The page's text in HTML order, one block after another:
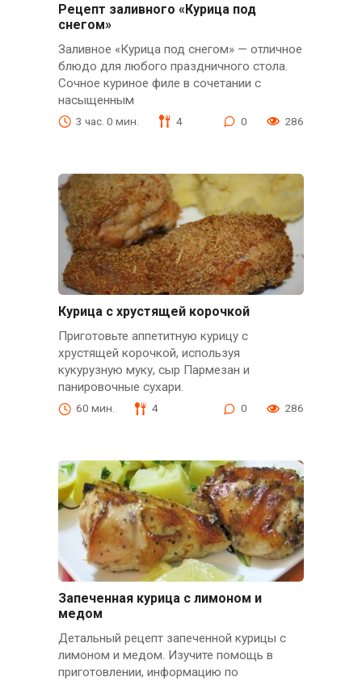
Рецепт заливного «Курица под
снегом»
Заливное «Курица под снегом» — отличное
блюдо для любого праздничного стола.
Сочное куриное филе в сочетании с
насыщенным
3 час. 0 мин. 4 0 286
Курица с хрустящей корочкой
Приготовьте аппетитную курицу с
хрустящей корочкой, используя
кукурузную муку, сыр Пармезан и
панировочные сухари.
60 мин. 4 0 286
Запеченная курица с лимоном и
медом
Детальный рецепт запеченной курицы с
лимоном и медом. Изучите помощь в
приготовлении, информацию по